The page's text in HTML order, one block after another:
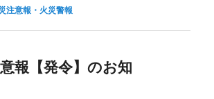
注意報・火災警報
報【発令】のお知